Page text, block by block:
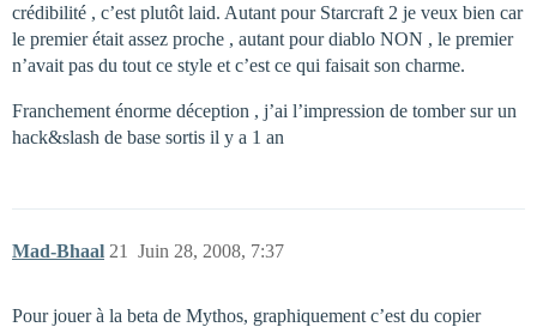
crédibilité , c’est plutôt laid. Autant pour Starcraft 2 je veux bien car
le premier était assez proche , autant pour diablo NON , le premier
n’avait pas du tout ce style et c’est ce qui faisait son charme.
Franchement énorme déception , j’ai l’impression de tomber sur un
hack&slash de base sortis il y a 1 an
Mad-Bhaal Juin 28, 2008, 7:37
21
Pour jouer à la beta de Mythos, graphiquement c’est du copier